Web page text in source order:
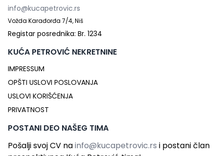
info@kucapetrovic.rs
Vožda Karađorđa 7/4, Niš
Registar posrednika: Br. 1234
KUĆA PETROVIĆ NEKRETNINE
IMPRESSUM
OPŠTI USLOVI POSLOVANJA
USLOVI KORIŠĆENJA
PRIVATNOST
POSTANI DEO NAŠEG TIMA
Pošalji svoj CV nainfo@kucapetrovic.rs i postani član